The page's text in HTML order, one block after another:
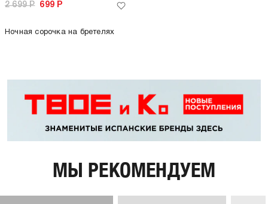
2 699Р 699 Р
Ночная сорочка на бретелях
МЫ РЕКОМЕНДУЕМ